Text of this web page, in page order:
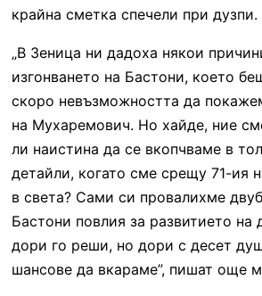
крайна сметка спечели при дузпи.
„В Зеница ни дадоха някои
изгонването на Бастони, което
скоро невъзможността да
на Мухаремович. Но хайде, ние
ли наистина да се вкопчваме в
детайли, когато сме срещу 71-ия
в света? Сами си провалихме
Бастони повлия за развитието
дори го реши, но дори с десет
шансове да вкараме”, пишат още